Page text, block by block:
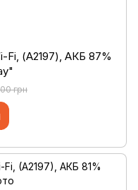
Fi, (А2197), АКБ 87%
грн